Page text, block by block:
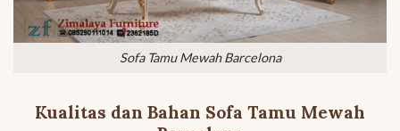
Sofa Tamu Mewah Barcelona
Kualitas dan Bahan Sofa Tamu Mewah